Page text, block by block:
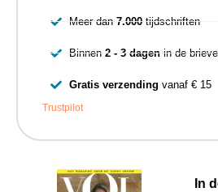
In
Meer dan 7.000tijdschriften
Binnen 2 - 3 dagenin de
Gratis verzending vanaf € 15
Trustpilot